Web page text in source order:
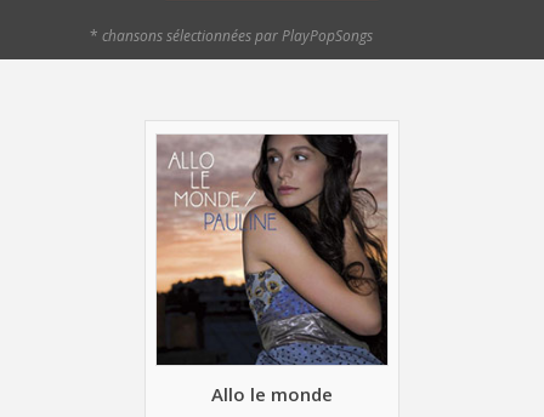
* chansons sélectionnées par PlayPopSongs
Allo le monde